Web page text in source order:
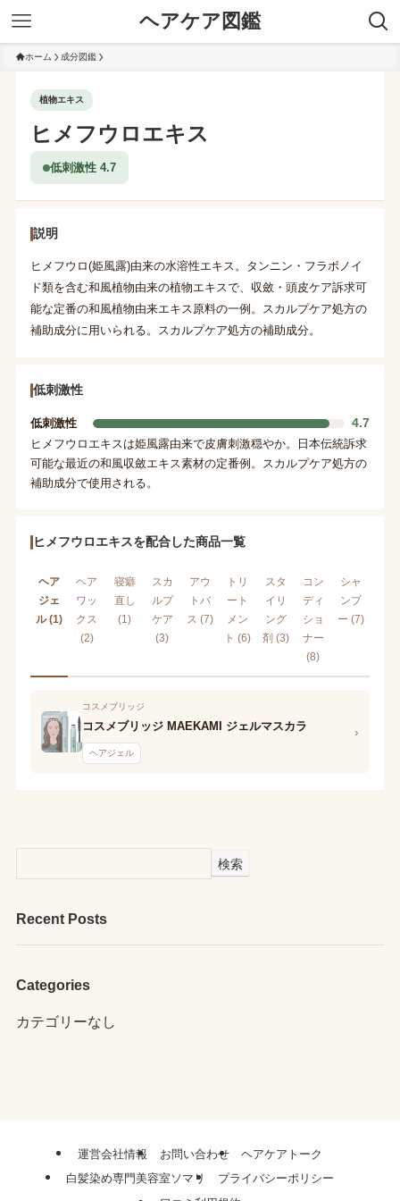
ヘアケア図鑑
ホーム 成分図鑑
植物エキス
ヒメフウロエキス
低刺激性 4.7
説明
ヒメフウロ(姫風露)由来の水溶性エキス。タンニン・フラボノイ
ド類を含む和風植物由来の植物エキスで、収斂・頭皮ケア訴求可
能な定番の和風植物由来エキス原料の一例。スカルプケア処方の
補助成分に用いられる。スカルプケア処方の補助成分。
低刺激性
低刺激性 4.7
ヒメフウロエキスは姫風露由来で皮膚刺激穏やか。日本伝統訴求
可能な最近の和風収斂エキス素材の定番例。スカルプケア処方の
補助成分で使用される。
ヒメフウロエキスを配合した商品一覧
ヘア
ジェ
ル (1)
ヘア
ワッ
クス
(2)
寝癖
直し
(1)
スカ
ルプ
ケア
(3)
アウ
トバ
ス (7)
トリ
ート
メン
ト (6)
スタ
イリ
ング
剤 (3)
コン
ディ
ショ
ナー
(8)
シャ
ンプ
ー (7)
コスメブリッジ
コスメブリッジ MAEKAMI ジェルマスカラ
ヘアジェル
›
検索
Recent Posts
Categories
カテゴリーなし
運営会社情報 お問い合わせ
ヘアケアトーク
白髪染め専門美容室ソマリ
プライバシーポリシー